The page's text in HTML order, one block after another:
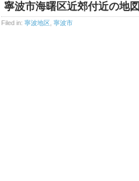
寧波市海曙区近郊付近の地図
Filed in: 寧波地区 寧波市